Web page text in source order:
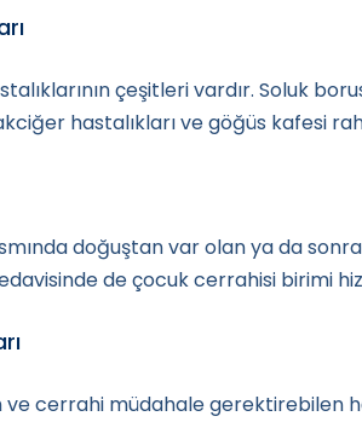
çeşitleri vardır. Soluk
hastalıkları ve göğüs kafesi
doğuştan var olan ya da
de çocuk cerrahisi birimi
ve cerrahi müdahale gerektirebilen